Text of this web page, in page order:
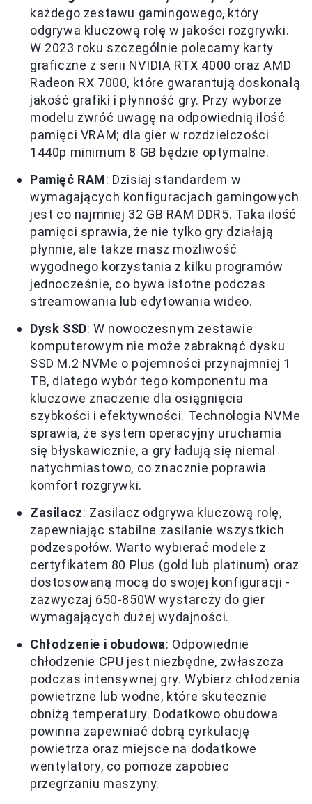
każdego zestawu gamingowego, który
odgrywa kluczową rolę w jakości rozgrywki.
W 2023 roku szczególnie polecamy karty
graficzne z serii NVIDIA RTX 4000 oraz AMD
Radeon RX 7000, które gwarantują doskonałą
jakość grafiki i płynność gry. Przy wyborze
modelu zwróć uwagę na odpowiednią ilość
pamięci VRAM; dla gier w rozdzielczości
1440p minimum 8 GB będzie optymalne.
Pamięć RAM: Dzisiaj standardem w
wymagających konfiguracjach gamingowych
jest co najmniej 32 GB RAM DDR5. Taka ilość
pamięci sprawia, że nie tylko gry działają
płynnie, ale także masz możliwość
wygodnego korzystania z kilku programów
jednocześnie, co bywa istotne podczas
streamowania lub edytowania wideo.
Dysk SSD: W nowoczesnym zestawie
komputerowym nie może zabraknąć dysku
SSD M.2 NVMe o pojemności przynajmniej 1
TB, dlatego wybór tego komponentu ma
kluczowe znaczenie dla osiągnięcia
szybkości i efektywności. Technologia NVMe
sprawia, że system operacyjny uruchamia
się błyskawicznie, a gry ładują się niemal
natychmiastowo, co znacznie poprawia
komfort rozgrywki.
Zasilacz: Zasilacz odgrywa kluczową rolę,
zapewniając stabilne zasilanie wszystkich
podzespołów. Warto wybierać modele z
certyfikatem 80 Plus (gold lub platinum) oraz
dostosowaną mocą do swojej konfiguracji -
zazwyczaj 650-850W wystarczy do gier
wymagających dużej wydajności.
Chłodzenie i obudowa: Odpowiednie
chłodzenie CPU jest niezbędne, zwłaszcza
podczas intensywnej gry. Wybierz chłodzenia
powietrzne lub wodne, które skutecznie
obniżą temperatury. Dodatkowo obudowa
powinna zapewniać dobrą cyrkulację
powietrza oraz miejsce na dodatkowe
wentylatory, co pomoże zapobiec
przegrzaniu maszyny.